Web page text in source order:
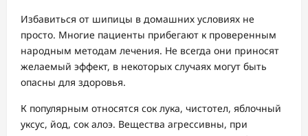
Избавиться от шипицы в домашних условиях не
просто. Многие пациенты прибегают к проверенным
народным методам лечения. Не всегда они приносят
желаемый эффект, в некоторых случаях могут быть
опасны для здоровья.
К популярным относятся сок лука, чистотел, яблочный
уксус, йод, сок алоэ. Вещества агрессивны, при